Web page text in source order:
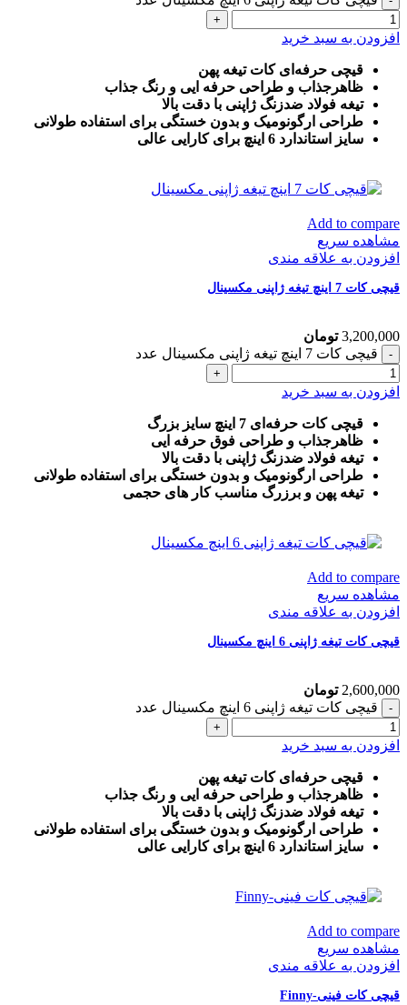
افزودن به سبد خرید
قیچی حرفه‌ای کات تیغه پهن
ظاهرجذاب و طراحی حرفه ایی و رنگ جذاب
تیغه فولاد ضدزنگ ژاپنی با دقت بالا
طراحی ارگونومیک و بدون خستگی برای استفاده طولانی
سایز استاندارد 6 اینچ برای کارایی عالی
Add to compare
مشاهده سریع
افزودن به علاقه مندی
قیچی کات 7 اینچ تیغه ژاپنی مکسینال
3,200,000 تومان
قیچی کات 7 اینچ تیغه ژاپنی مکسینال عدد
افزودن به سبد خرید
قیچی کات حرفه‌ای 7 اینچ سایز بزرگ
ظاهرجذاب و طراحی فوق حرفه ایی
تیغه فولاد ضدزنگ ژاپنی با دقت بالا
طراحی ارگونومیک و بدون خستگی برای استفاده طولانی
تیغه پهن و برزرگ مناسب کار های حجمی
Add to compare
مشاهده سریع
افزودن به علاقه مندی
قیچی کات تیغه ژاپنی 6 اینچ مکسینال
2,600,000 تومان
قیچی کات تیغه ژاپنی 6 اینچ مکسینال عدد
افزودن به سبد خرید
قیچی حرفه‌ای کات تیغه پهن
ظاهرجذاب و طراحی حرفه ایی و رنگ جذاب
تیغه فولاد ضدزنگ ژاپنی با دقت بالا
طراحی ارگونومیک و بدون خستگی برای استفاده طولانی
سایز استاندارد 6 اینچ برای کارایی عالی
Add to compare
مشاهده سریع
افزودن به علاقه مندی
قیچی کات فینی-Finny